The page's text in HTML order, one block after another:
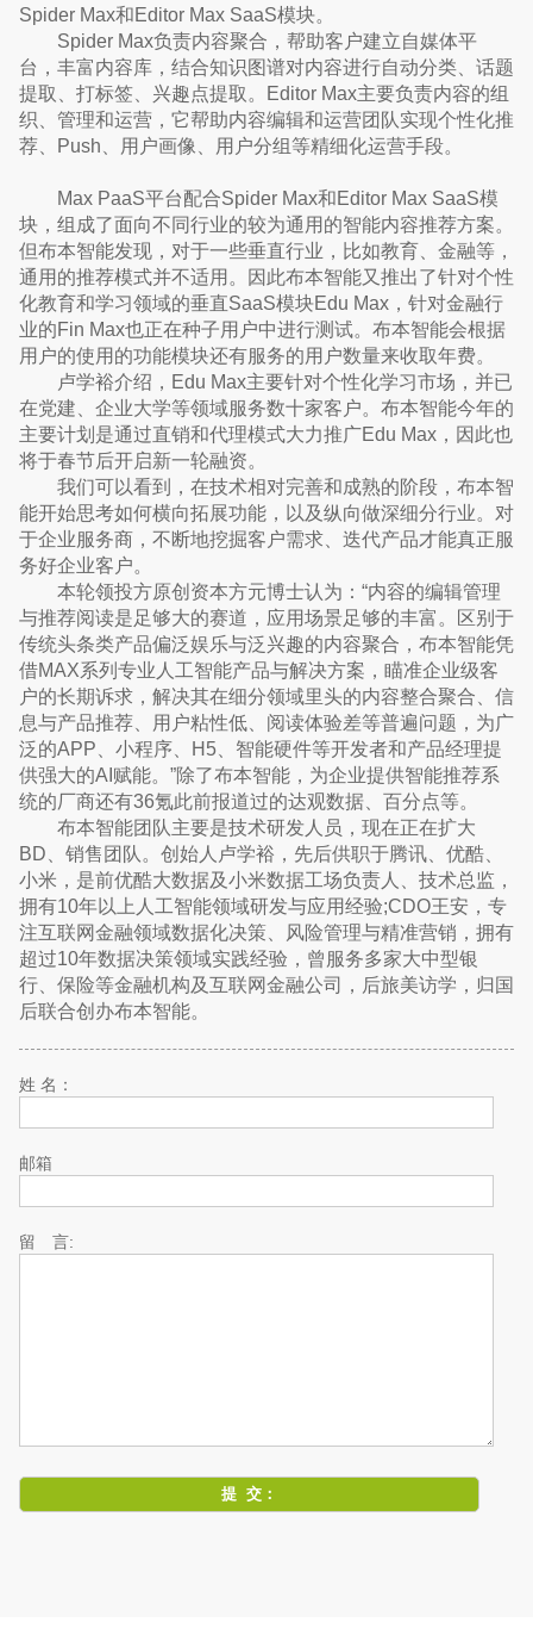
Spider Max和Editor Max SaaS模块。
Spider Max负责内容聚合，帮助客户建立自媒体平
台，丰富内容库，结合知识图谱对内容进行自动分类、话题
提取、打标签、兴趣点提取。Editor Max主要负责内容的组
织、管理和运营，它帮助内容编辑和运营团队实现个性化推
荐、Push、用户画像、用户分组等精细化运营手段。
Max PaaS平台配合Spider Max和Editor Max SaaS模
块，组成了面向不同行业的较为通用的智能内容推荐方案。
但布本智能发现，对于一些垂直行业，比如教育、金融等，
通用的推荐模式并不适用。因此布本智能又推出了针对个性
化教育和学习领域的垂直SaaS模块Edu Max，针对金融行
业的Fin Max也正在种子用户中进行测试。布本智能会根据
用户的使用的功能模块还有服务的用户数量来收取年费。
卢学裕介绍，Edu Max主要针对个性化学习市场，并已
在党建、企业大学等领域服务数十家客户。布本智能今年的
主要计划是通过直销和代理模式大力推广Edu Max，因此也
将于春节后开启新一轮融资。
我们可以看到，在技术相对完善和成熟的阶段，布本智
能开始思考如何横向拓展功能，以及纵向做深细分行业。对
于企业服务商，不断地挖掘客户需求、迭代产品才能真正服
务好企业客户。
本轮领投方原创资本方元博士认为：“内容的编辑管理
与推荐阅读是足够大的赛道，应用场景足够的丰富。区别于
传统头条类产品偏泛娱乐与泛兴趣的内容聚合，布本智能凭
借MAX系列专业人工智能产品与解决方案，瞄准企业级客
户的长期诉求，解决其在细分领域里头的内容整合聚合、信
息与产品推荐、用户粘性低、阅读体验差等普遍问题，为广
泛的APP、小程序、H5、智能硬件等开发者和产品经理提
供强大的AI赋能。”除了布本智能，为企业提供智能推荐系
统的厂商还有36氪此前报道过的达观数据、百分点等。
布本智能团队主要是技术研发人员，现在正在扩大
BD、销售团队。创始人卢学裕，先后供职于腾讯、优酷、
小米，是前优酷大数据及小米数据工场负责人、技术总监，
拥有10年以上人工智能领域研发与应用经验;CDO王安，专
注互联网金融领域数据化决策、风险管理与精准营销，拥有
超过10年数据决策领域实践经验，曾服务多家大中型银
行、保险等金融机构及互联网金融公司，后旅美访学，归国
后联合创办布本智能。
姓 名：
邮箱
留 言: